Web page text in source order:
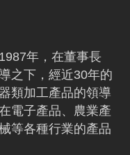
年，在董事長
之下，經近30年的
類加工產品的領導
電子產品、農業產
等各種行業的產品